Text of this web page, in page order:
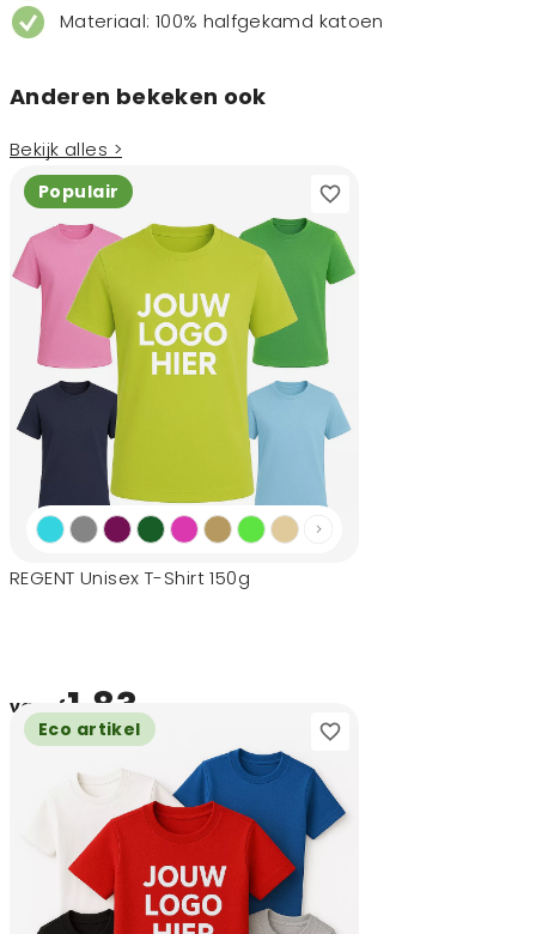
Materiaal: 100% halfgekamd katoen
Anderen bekeken ook
Bekijk alles >
Populair
REGENT Unisex T-Shirt 150g
vanaf1,83
Eco artikel